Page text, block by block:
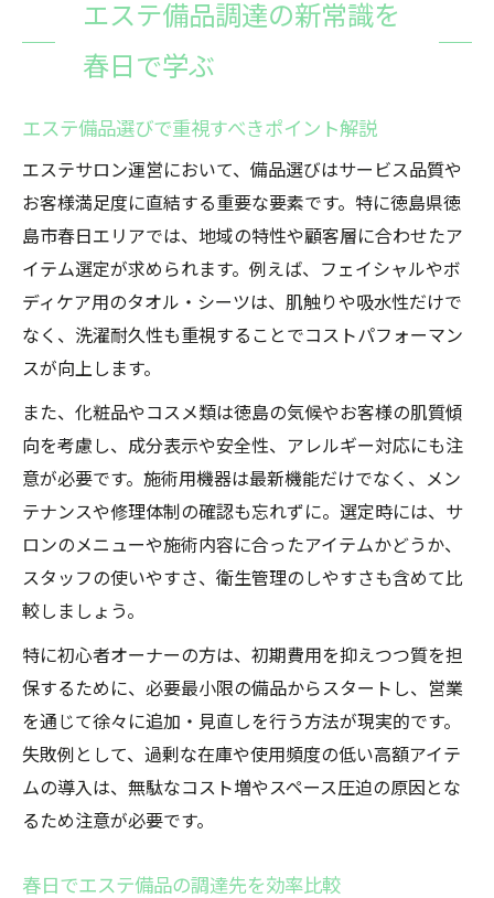
エステ備品管理の基本と春日での実践法
徳島市春日で備品管理を楽にするアイデア
サロン運営者必見の備品保管ポイント
エステ備品管理のトラブル防止テクニック
効率的なエステ廃棄方法を知りたい方へ
徳島市で実践できる環境配慮の廃棄法
春日のエステ廃棄ルールを分かりやすく解
説
エステサロン向け廃棄サービスの選び方
備品廃棄時に役立つトラブル回避術
春日エリアで実践できる備品管理術
エステのための春日式備品管理法紹介
春日エリアで備品を賢く整えるポイント
エステ運営効率化を支える管理のコツ
地域密着型エステ備品管理のメリット
エステ備品の在庫管理で失敗しない方法
エステ経営で備品選びに迷わない方法
エステ備品選定の基準と選び方ガイド
春日でエステ備品購入時に比較すべき点
サロン運営に最適な備品の見極め術
備品選びで重視すべき安全性と品質
エステ備品調達の新常識を
春日で学ぶ
エステ備品選びで重視すべきポイント解説
エステサロン運営において、備品選びはサービス品質や
お客様満足度に直結する重要な要素です。特に徳島県徳
島市春日エリアでは、地域の特性や顧客層に合わせたア
イテム選定が求められます。例えば、フェイシャルやボ
ディケア用のタオル・シーツは、肌触りや吸水性だけで
なく、洗濯耐久性も重視することでコストパフォーマン
スが向上します。
また、化粧品やコスメ類は徳島の気候やお客様の肌質傾
向を考慮し、成分表示や安全性、アレルギー対応にも注
意が必要です。施術用機器は最新機能だけでなく、メン
テナンスや修理体制の確認も忘れずに。選定時には、サ
ロンのメニューや施術内容に合ったアイテムかどうか、
スタッフの使いやすさ、衛生管理のしやすさも含めて比
較しましょう。
特に初心者オーナーの方は、初期費用を抑えつつ質を担
保するために、必要最小限の備品からスタートし、営業
を通じて徐々に追加・見直しを行う方法が現実的です。
失敗例として、過剰な在庫や使用頻度の低い高額アイテ
ムの導入は、無駄なコスト増やスペース圧迫の原因とな
るため注意が必要です。
春日でエステ備品の調達先を効率比較